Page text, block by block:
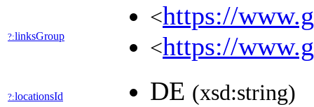
?:linksGroup
<https://
<https://
?:locationsId DE (xsd:string)